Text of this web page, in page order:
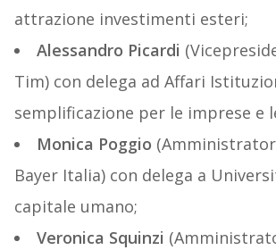
attrazione investimenti esteri;
Alessandro Picardi
Tim) con delega ad Affari
semplificazione per le imprese e
Monica Poggio
Bayer Italia) con delega a
capitale umano;
Veronica Squinzi